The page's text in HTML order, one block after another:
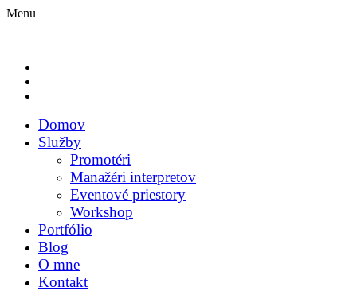
Menu
Domov
Služby
Promotéri
Manažéri interpretov
Eventové priestory
Workshop
Portfólio
Blog
O mne
Kontakt